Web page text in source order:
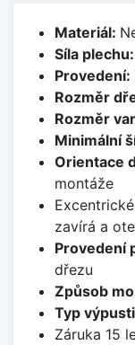
Materiál:
Síla plechu:
Provedení:
Rozměr
Rozměr
Minimální
Orientace
montáže
zavírá a
Provedení
dřezu
Způsob
Typ
Záruka 15